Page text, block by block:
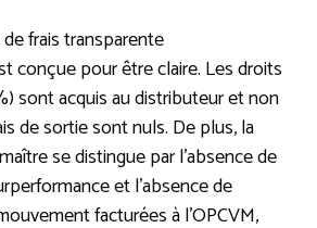
frais transparente
conçue pour être claire. Les droits
sont acquis au distributeur et non
de sortie sont nuls. De plus, la
se distingue par l’absence de
et l’absence de
facturées à l’OPCVM,